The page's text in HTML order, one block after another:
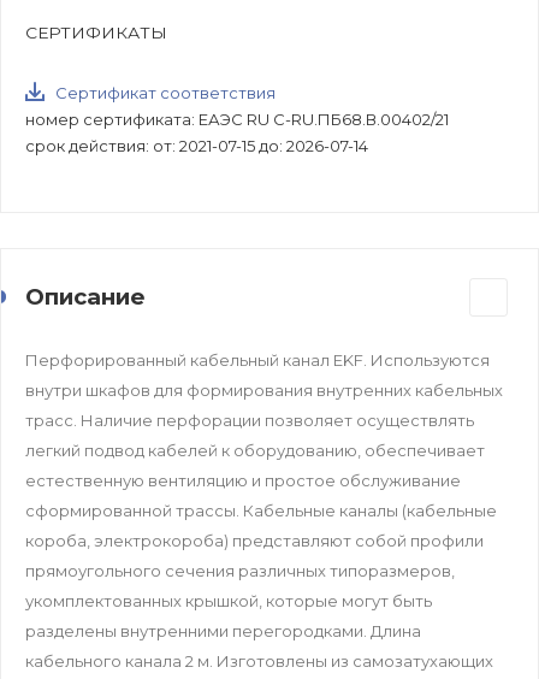
СЕРТИФИКАТЫ
Сертификат соответствия
номер сертификата: ЕАЭС RU C-RU.ПБ68.В.00402/21
срок действия: от: 2021-07-15 до: 2026-07-14
Описание
Перфорированный кабельный канал EKF. Используются
внутри шкафов для формирования внутренних кабельных
трасс. Наличие перфорации позволяет осуществлять
легкий подвод кабелей к оборудованию, обеспечивает
естественную вентиляцию и простое обслуживание
сформированной трассы. Кабельные каналы (кабельные
короба, электрокороба) представляют собой профили
прямоугольного сечения различных типоразмеров,
укомплектованных крышкой, которые могут быть
разделены внутренними перегородками. Длина
кабельного канала 2 м. Изготовлены из самозатухающих